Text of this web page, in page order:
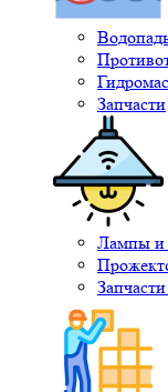
Запчасти
Лампы и